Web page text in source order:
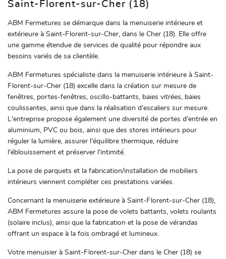
Accueil
intérieure
extérieure
produits
réalisations
Avis
Une
Restez
Saint-Florent-sur-Cher (18)
ABM Fermetures se démarque dans la menuiserie intérieure et
extérieure à Saint-Florent-sur-Cher, dans le Cher (18). Elle offre
une gamme étendue de services de qualité pour répondre aux
besoins variés de sa clientèle.
ABM Fermetures spécialiste dans la menuiserie intérieure à Saint-
Florent-sur-Cher (18) excelle dans la création sur mesure de
fenêtres, portes-fenêtres, oscillo-battants, baies vitrées, baies
coulissantes, ainsi que dans la réalisation d'escaliers sur mesure.
L'entreprise propose également une diversité de portes d'entrée en
aluminium, PVC ou bois, ainsi que des stores intérieurs pour
réguler la lumière, assurer l'équilibre thermique, réduire
l'éblouissement et préserver l'intimité.
La pose de parquets et la fabrication/installation de mobiliers
intérieurs viennent compléter ces prestations variées.
Concernant la menuiserie extérieure à Saint-Florent-sur-Cher (18),
ABM Fermetures assure la pose de volets battants, volets roulants
(solaire inclus), ainsi que la fabrication et la pose de vérandas
offrant un espace à la fois ombragé et lumineux.
Votre menuisier à Saint-Florent-sur-Cher dans le Cher (18) se